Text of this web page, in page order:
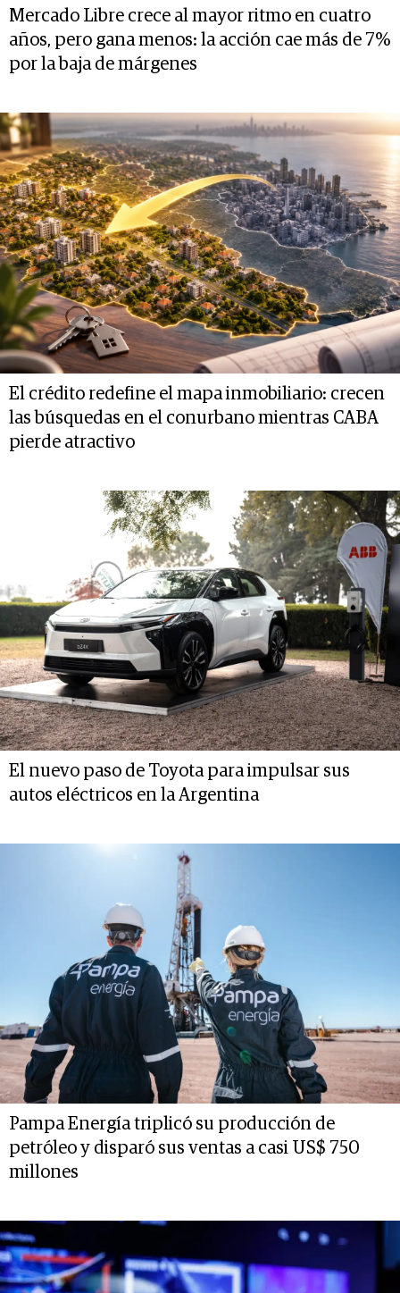
Mercado Libre crece al mayor ritmo en cuatro
años, pero gana menos: la acción cae más de 7%
por la baja de márgenes
El crédito redefine el mapa inmobiliario: crecen
las búsquedas en el conurbano mientras CABA
pierde atractivo
El nuevo paso de Toyota para impulsar sus
autos eléctricos en la Argentina
Pampa Energía triplicó su producción de
petróleo y disparó sus ventas a casi US$ 750
millones